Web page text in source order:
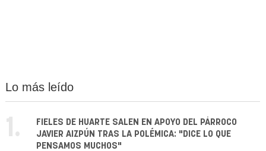
Lo más leído
1.
FIELES DE HUARTE SALEN EN APOYO DEL PÁRROCO
JAVIER AIZPÚN TRAS LA POLÉMICA: "DICE LO QUE
PENSAMOS MUCHOS"